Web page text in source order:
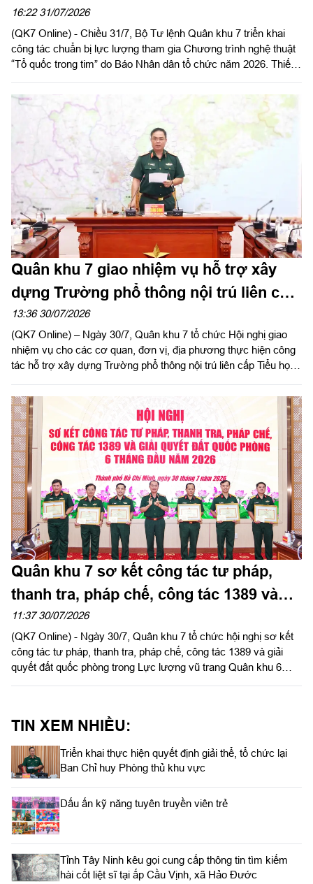
quốc trong tim”
16:22 31/07/2026
(QK7 Online) - Chiều 31/7, Bộ Tư lệnh Quân khu 7 triển khai
công tác chuẩn bị lực lượng tham gia Chương trình nghệ thuật
“Tổ quốc trong tim” do Báo Nhân dân tổ chức năm 2026. Thiếu
khu chủ trì.
Quân khu 7 giao nhiệm vụ hỗ trợ xây
dựng Trường phổ thông nội trú liên cấp
Tiểu học và Trung học cơ sở Quảng
Trực
13:36 30/07/2026
(QK7 Online) – Ngày 30/7, Quân khu 7 tổ chức Hội nghị giao
nhiệm vụ cho các cơ quan, đơn vị, địa phương thực hiện công
tác hỗ trợ xây dựng Trường phổ thông nội trú liên cấp Tiểu học
Lê Xuân Bình, Phó Tư lệnh, Tham mưu trưởng Quân khu chủ
trì hội nghị.
Quân khu 7 sơ kết công tác tư pháp,
thanh tra, pháp chế, công tác 1389 và
giải quyết đất quốc phòng
11:37 30/07/2026
(QK7 Online) - Ngày 30/7, Quân khu 7 tổ chức hội nghị sơ kết
công tác tư pháp, thanh tra, pháp chế, công tác 1389 và giải
quyết đất quốc phòng trong Lực lượng vũ trang Quân khu 6
TIN XEM NHIỀU:
Triển khai thực hiện quyết định giải thể, tổ chức lại
Ban Chỉ huy Phòng thủ khu vực
Dấu ấn kỹ năng tuyên truyền viên trẻ
Tỉnh Tây Ninh kêu gọi cung cấp thông tin tìm kiếm
hài cốt liệt sĩ tại ấp Cầu Vịnh, xã Hảo Đước